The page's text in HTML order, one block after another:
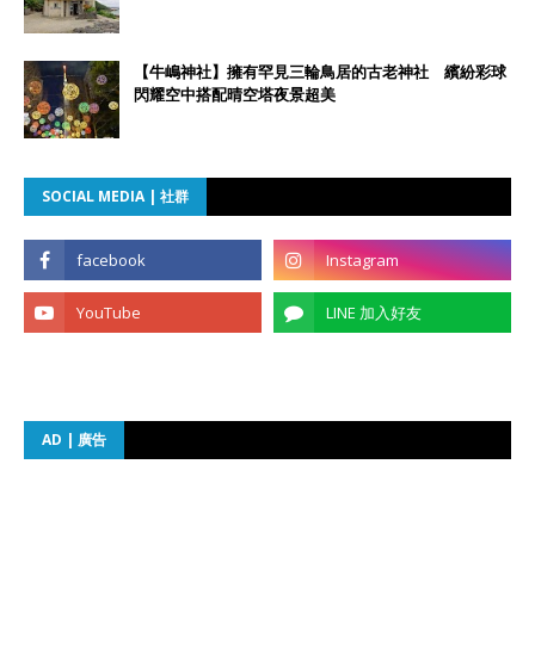
【牛嶋神社】擁有罕見三輪鳥居的古老神社 繽紛彩球
閃耀空中搭配晴空塔夜景超美
SOCIAL MEDIA | 社群
AD | 廣告